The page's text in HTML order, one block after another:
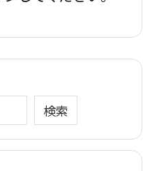
検索